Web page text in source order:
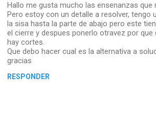
Hallo me gusta mucho las ensenanzas que
Pero estoy con un detalle a resolver, tengo
la sisa hasta la parte de abajo pero este
el cierre y despues ponerlo otravez por
hay cortes.
Que debo hacer cual es la alternativa a
gracias
RESPONDER